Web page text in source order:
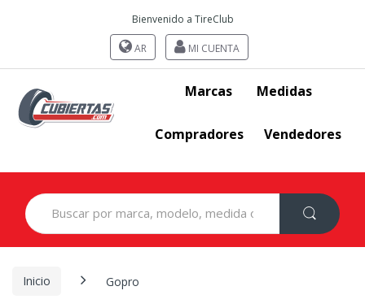
Bienvenido a TireClub
AR MI CUENTA
Marcas Medidas
Compradores Vendedores
Search
for:
Inicio Gopro